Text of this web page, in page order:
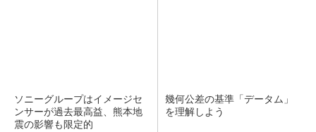
ソニーグループはイメージセ
ンサーが過去最高益、熊本地
震の影響も限定的
幾何公差の基準「データム」
を理解しよう